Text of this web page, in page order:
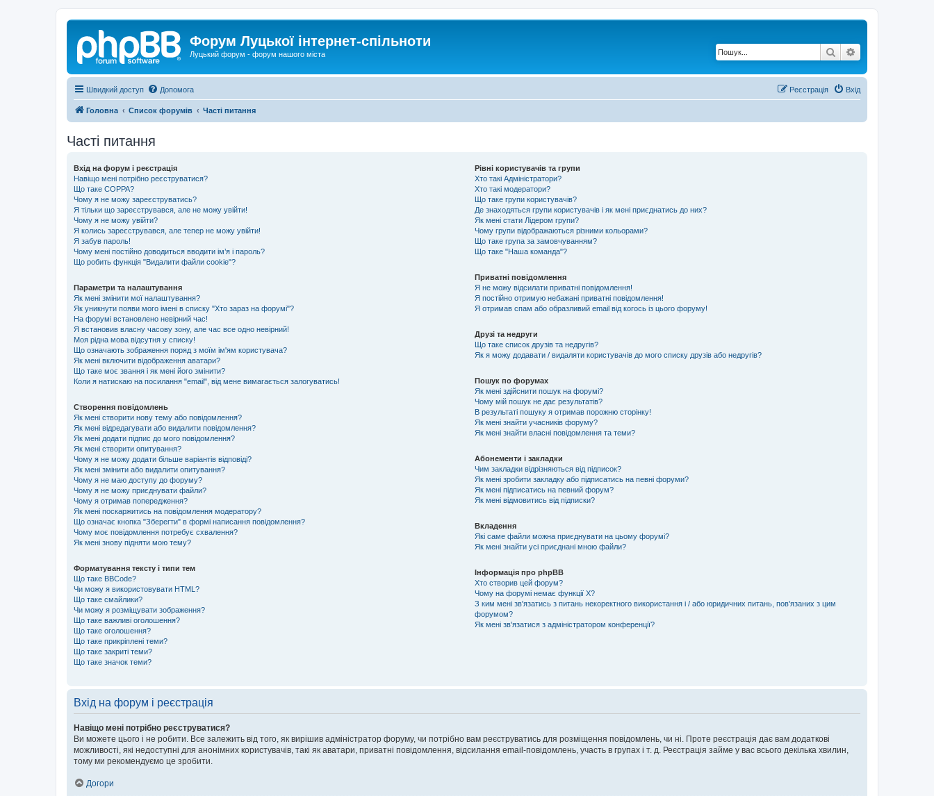
Форум Луцької інтернет-спільноти
Луцький форум - форум нашого міста Пошук
Швидкий доступ Допомога Вхід
Реєстрація
Головна Список форумів Часті питання
Часті питання
Вхід на форум і реєстрація
Навіщо мені потрібно реєструватися?
Що таке COPPA?
Чому я не можу зареєструватись?
Я тільки що зареєструвався, але не можу увійти!
Чому я не можу увійти?
Я колись зареєструвався, але тепер не можу увійти!
Я забув пароль!
Чому мені постійно доводиться вводити ім’я і пароль?
Що робить функція "Видалити файли cookie"?
Параметри та налаштування
Як мені змінити мої налаштування?
Як уникнути появи мого імені в списку "Хто зараз на форумі"?
На форумі встановлено невірний час!
Я встановив власну часову зону, але час все одно невірний!
Моя рідна мова відсутня у списку!
Що означають зображення поряд з моїм ім'ям користувача?
Як мені включити відображення аватари?
Що таке моє звання і як мені його змінити?
Коли я натискаю на посилання "email", від мене вимагається залогуватись!
Створення повідомлень
Як мені створити нову тему або повідомлення?
Як мені відредагувати або видалити повідомлення?
Як мені додати підпис до мого повідомлення?
Як мені створити опитування?
Чому я не можу додати більше варіантів відповіді?
Як мені змінити або видалити опитування?
Чому я не маю доступу до форуму?
Чому я не можу приєднувати файли?
Чому я отримав попередження?
Як мені поскаржитись на повідомлення модератору?
Що означає кнопка "Зберегти" в формі написання повідомлення?
Чому моє повідомлення потребує схвалення?
Як мені знову підняти мою тему?
Форматування тексту і типи тем
Що таке BBCode?
Чи можу я використовувати HTML?
Що таке смайлики?
Чи можу я розміщувати зображення?
Що таке важливі оголошення?
Що таке оголошення?
Що таке прикріплені теми?
Що таке закриті теми?
Що таке значок теми?
Рівні користувачів та групи
Хто такі Адміністратори?
Хто такі модератори?
Що таке групи користувачів?
Де знаходяться групи користувачів і як мені приєднатись до них?
Як мені стати Лідером групи?
Чому групи відображаються різними кольорами?
Що таке група за замовчуванням?
Що таке "Наша команда"?
Приватні повідомлення
Я не можу відсилати приватні повідомлення!
Я постійно отримую небажані приватні повідомлення!
Я отримав спам або образливий email від когось із цього форуму!
Друзі та недруги
Що таке список друзів та недругів?
Як я можу додавати / видаляти користувачів до мого списку друзів або недругів?
Пошук по форумах
Як мені здійснити пошук на форумі?
Чому мій пошук не дає результатів?
В результаті пошуку я отримав порожню сторінку!
Як мені знайти учасників форуму?
Як мені знайти власні повідомлення та теми?
Абонементи і закладки
Чим закладки відрізняються від підписок?
Як мені зробити закладку або підписатись на певні форуми?
Як мені підписатись на певний форум?
Як мені відмовитись від підписки?
Вкладення
Які саме файли можна приєднувати на цьому форумі?
Як мені знайти усі приєднані мною файли?
Інформація про phpBB
Хто створив цей форум?
Чому на форумі немає функції X?
З ким мені зв'язатись з питань некоректного використання і / або юридичних питань, пов'язаних з цим
форумом?
Як мені зв'язатися з адміністратором конференції?
Вхід на форум і реєстрація
Навіщо мені потрібно реєструватися?
Ви можете цього і не робити. Все залежить від того, як вирішив адміністратор форуму, чи потрібно вам реєструватись для розміщення повідомлень, чи ні. Проте реєстрація дає вам додаткові
можливості, які недоступні для анонімних користувачів, такі як аватари, приватні повідомлення, відсилання email-повідомлень, участь в групах і т. д. Реєстрація займе у вас всього декілька хвилин,
тому ми рекомендуємо це зробити.
Догори